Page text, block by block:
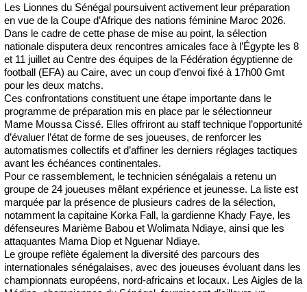
Les Lionnes du Sénégal poursuivent activement leur préparation
en vue de la Coupe d’Afrique des nations féminine Maroc 2026.
Dans le cadre de cette phase de mise au point, la sélection
nationale disputera deux rencontres amicales face à l’Égypte les 8
et 11 juillet au Centre des équipes de la Fédération égyptienne de
football (EFA) au Caire, avec un coup d’envoi fixé à 17h00 Gmt
pour les deux matchs.
Ces confrontations constituent une étape importante dans le
programme de préparation mis en place par le sélectionneur
Mame Moussa Cissé. Elles offriront au staff technique l’opportunité
d’évaluer l’état de forme de ses joueuses, de renforcer les
automatismes collectifs et d’affiner les derniers réglages tactiques
avant les échéances continentales.
Pour ce rassemblement, le technicien sénégalais a retenu un
groupe de 24 joueuses mêlant expérience et jeunesse. La liste est
marquée par la présence de plusieurs cadres de la sélection,
notamment la capitaine Korka Fall, la gardienne Khady Faye, les
défenseures Marième Babou et Wolimata Ndiaye, ainsi que les
attaquantes Mama Diop et Nguenar Ndiaye.
Le groupe reflète également la diversité des parcours des
internationales sénégalaises, avec des joueuses évoluant dans les
championnats européens, nord-africains et locaux. Les Aigles de la